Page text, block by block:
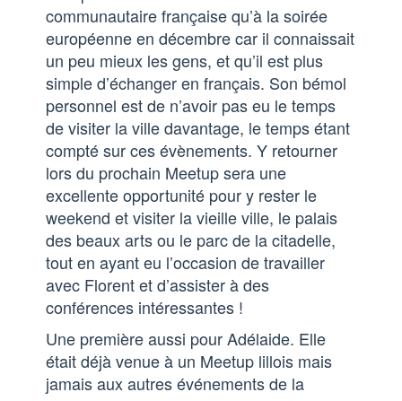
communautaire française qu’à la soirée
européenne en décembre car il connaissait
un peu mieux les gens, et qu’il est plus
simple d’échanger en français. Son bémol
personnel est de n’avoir pas eu le temps
de visiter la ville davantage, le temps étant
compté sur ces évènements. Y retourner
lors du prochain Meetup sera une
excellente opportunité pour y rester le
weekend et visiter la vieille ville, le palais
des beaux arts ou le parc de la citadelle,
tout en ayant eu l’occasion de travailler
avec Florent et d’assister à des
conférences intéressantes !
Une première aussi pour Adélaide. Elle
était déjà venue à un Meetup lillois mais
jamais aux autres événements de la